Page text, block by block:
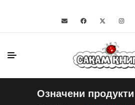
Означени